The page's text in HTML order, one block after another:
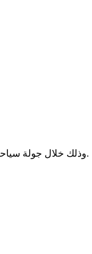
في تاريخ بديل حيث تحول جدار برلين إلى معلم سياحي فاخر، تواجه الهاربة السابقة Celeste خائنها القديم Ray، وذلك خلال جولة سياحية يقودها حارس حدود سابق.